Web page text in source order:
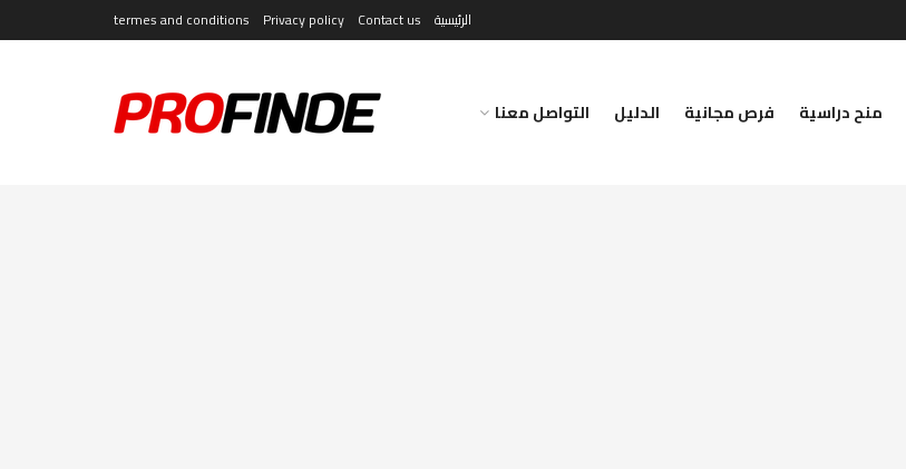
الرئيسية Contact us
Privacy policy
termes and conditions
منح دراسية فرص مجانية الدليل التواصل معنا